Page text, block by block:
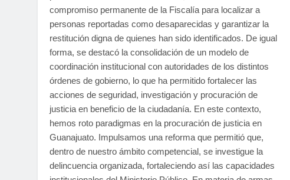
compromiso permanente de la Fiscalía para localizar a
personas reportadas como desaparecidas y garantizar la
restitución digna de quienes han sido identificados. De igual
forma, se destacó la consolidación de un modelo de
coordinación institucional con autoridades de los distintos
órdenes de gobierno, lo que ha permitido fortalecer las
acciones de seguridad, investigación y procuración de
justicia en beneficio de la ciudadanía. En este contexto,
hemos roto paradigmas en la procuración de justicia en
Guanajuato. Impulsamos una reforma que permitió que,
dentro de nuestro ámbito competencial, se investigue la
delincuencia organizada, fortaleciendo así las capacidades